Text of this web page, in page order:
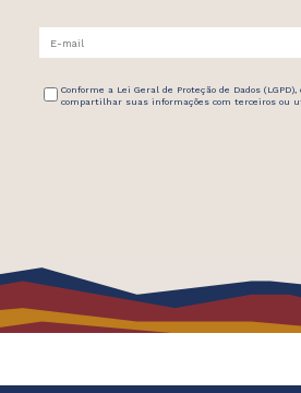
Conforme a Lei Geral de Proteção de Dados
compartilhar suas informações com terceiros ou